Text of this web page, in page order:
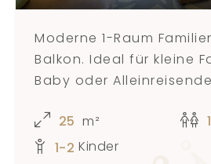
Moderne 1-Raum
Balkon. Ideal für kleine
Baby oder
1-2 Kinder
25 m²